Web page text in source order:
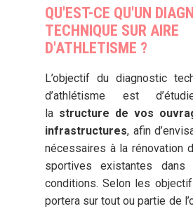
QU'EST-CE QU'UN
TECHNIQUE SUR AIRE
D'ATHLETISME ?
L’objectif du diagnostic
d’athlétisme est
la structure de vos
infrastructures, afin
nécessaires à la rénovation
sportives existantes dans
conditions. Selon les
portera sur tout ou partie de